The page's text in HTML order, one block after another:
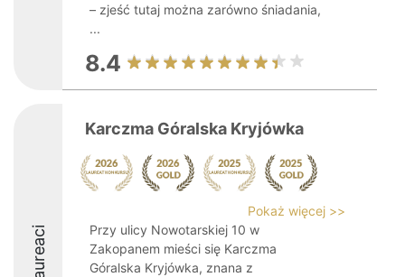
– zjeść tutaj można zarówno śniadania,
...
8.4
Laureaci
Karczma Góralska Kryjówka
Pokaż więcej >>
Przy ulicy Nowotarskiej 10 w
Zakopanem mieści się Karczma
Góralska Kryjówka, znana z